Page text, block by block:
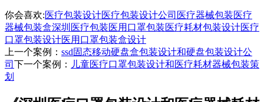
你会喜欢:医疗包装设计医疗包装设计公司 医疗器械包装医疗
器械包装盒深圳医疗包装医用口罩包装医疗耗材包装设计医疗
口罩包装设计医用口罩包装盒设计
上一个案例： ssd固态移动硬盘盒包装设计和硬盘包装设计公
司 下一个案例：
儿童医疗口罩包装设计和医疗耗材器械包装策
划